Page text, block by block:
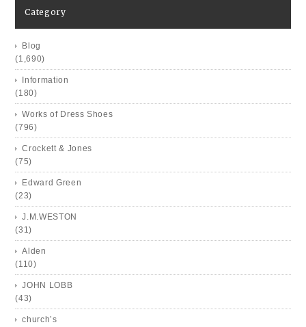
Category
Blog
(1,690)
Information
(180)
Works of Dress Shoes
(796)
Crockett & Jones
(75)
Edward Green
(23)
J.M.WESTON
(31)
Alden
(110)
JOHN LOBB
(43)
church’s